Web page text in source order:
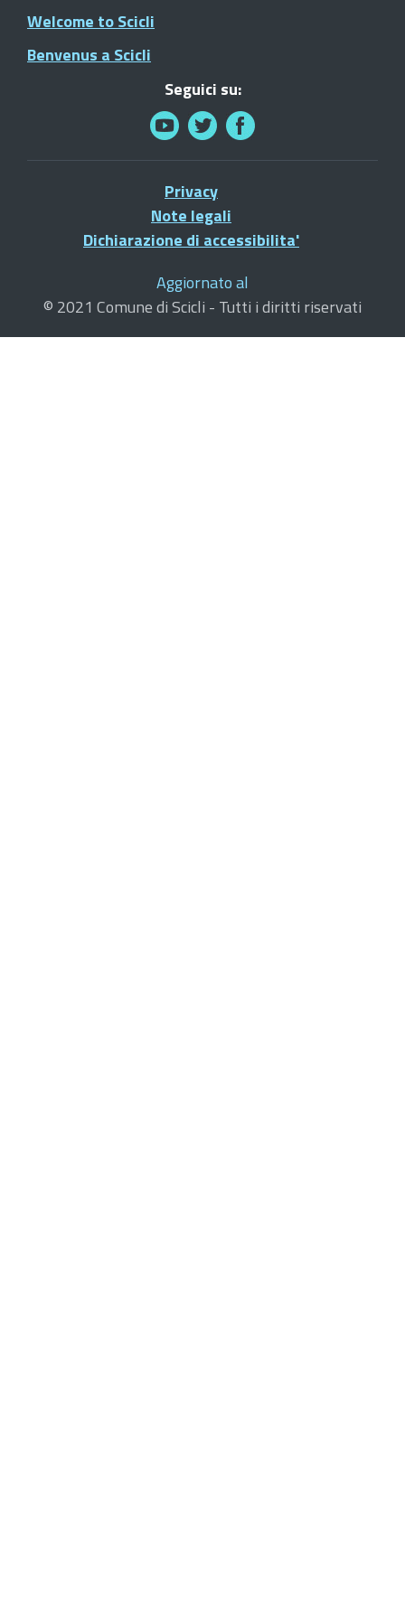
Welcome to Scicli
Benvenus a Scicli
Seguici su:
Privacy
Note legali
Dichiarazione di accessibilita'
Aggiornato al
© 2021 Comune di Scicli - Tutti i diritti riservati